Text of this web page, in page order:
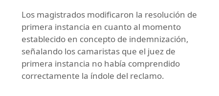
Los magistrados modificaron la resolución de
primera instancia en cuanto al momento
establecido en concepto de indemnización,
señalando los camaristas que el juez de
primera instancia no había comprendido
correctamente la índole del reclamo.